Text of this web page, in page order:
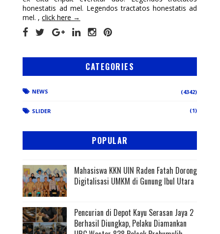
honestatis ad mel. Legendos tractatos honestatis ad
mel. ,click here →
CATEGORIES
NEWS (4342)
SLIDER (1)
POPULAR
Mahasiswa KKN UIN Raden Fatah Dorong
Digitalisasi UMKM di Gunung Ibul Utara
Pencurian di Depot Kayu Serasan Jaya 2
Berhasil Diungkap, Pelaku Diamankan